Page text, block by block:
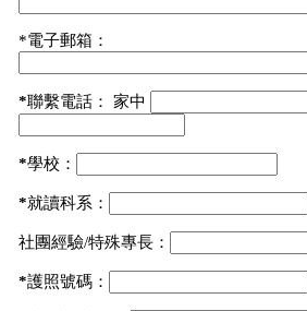
*電子郵箱：
*聯繫電話： 家中
*學校：
*就讀科系：
社團經驗/特殊專長：
*護照號碼：